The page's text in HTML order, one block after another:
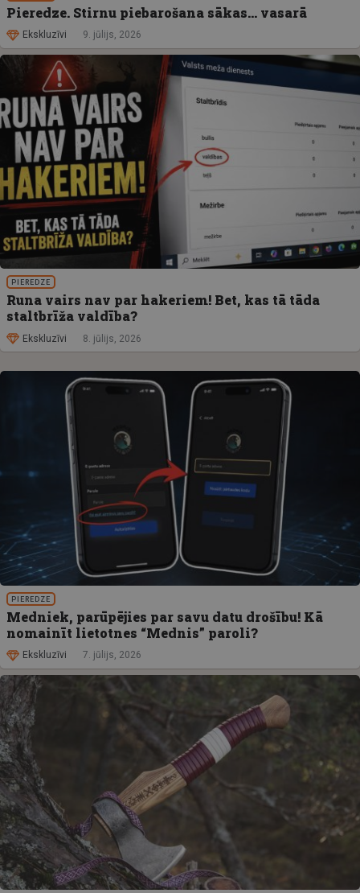
Pieredze. Stirnu piebarošana sākas… vasarā
Ekskluzīvi 9. jūlijs, 2026
PIEREDZE
Runa vairs nav par hakeriem! Bet, kas tā tāda
staltbrīža valdība?
Ekskluzīvi 8. jūlijs, 2026
PIEREDZE
Medniek, parūpējies par savu datu drošību! Kā
nomainīt lietotnes “Mednis” paroli?
Ekskluzīvi 7. jūlijs, 2026